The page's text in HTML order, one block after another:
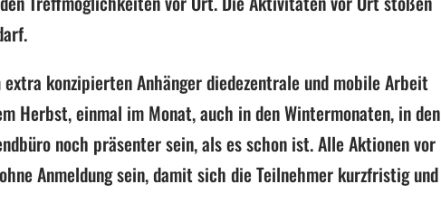
extra konzipierten Anhängerdiedezentrale und mobile Arbeit
Herbst, einmal im Monat, auch in den Wintermonaten, in den
noch präsenter sein, als es schon ist. Alle Aktionen vor
Anmeldung sein, damit sich die Teilnehmer kurzfristigund